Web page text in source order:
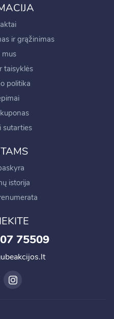
ir grąžinimas
taisyklės
politika
sutarties
istorija
75509